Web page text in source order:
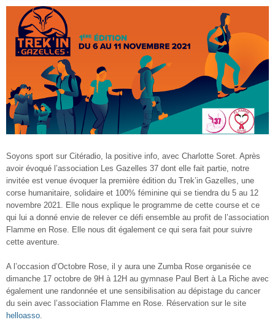
Soyons sport sur Citéradio, la positive info, avec Charlotte Soret. Après
avoir évoqué l’association Les Gazelles 37 dont elle fait partie, notre
invitée est venue évoquer la première édition du Trek’in Gazelles, une
corse humanitaire, solidaire et 100% féminine qui se tiendra du 5 au 12
novembre 2021. Elle nous explique le programme de cette course et ce
qui lui a donné envie de relever ce défi ensemble au profit de l’association
Flamme en Rose. Elle nous dit également ce qui sera fait pour suivre
cette aventure.
A l’occasion d’Octobre Rose, il y aura une Zumba Rose organisée ce
dimanche 17 octobre de 9H à 12H au gymnase Paul Bert à La Riche avec
également une randonnée et une sensibilisation au dépistage du cancer
du sein avec l’association Flamme en Rose. Réservation sur le site
helloasso.